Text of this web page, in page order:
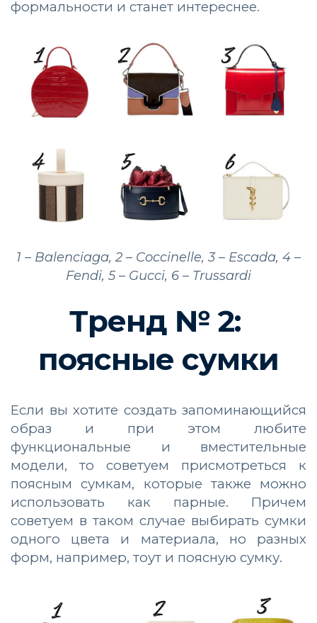
формальности и станет интереснее.
1 – Balenciaga, 2 – Coccinelle, 3 – Escada, 4 –
Fendi, 5 – Gucci, 6 – Trussardi
Тренд № 2:
поясные сумки
Если вы хотите создать запоминающийся
образ и при этом любите
функциональные и вместительные
модели, то советуем присмотреться к
поясным сумкам, которые также можно
использовать как парные. Причем
советуем в таком случае выбирать сумки
одного цвета и материала, но разных
форм, например, тоут и поясную сумку.